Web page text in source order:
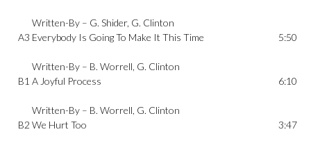
Written-By – G. Shider, G. Clinton
A3 Everybody Is Going To Make It This Time
Written-By – B. Worrell, G. Clinton
5:50
B1 A Joyful Process
Written-By – B. Worrell, G. Clinton
6:10
B2 We Hurt Too 3:47